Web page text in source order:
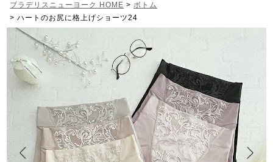
ブラデリスニューヨーク HOME
ボトム
ハートのお尻に格上げショーツ24